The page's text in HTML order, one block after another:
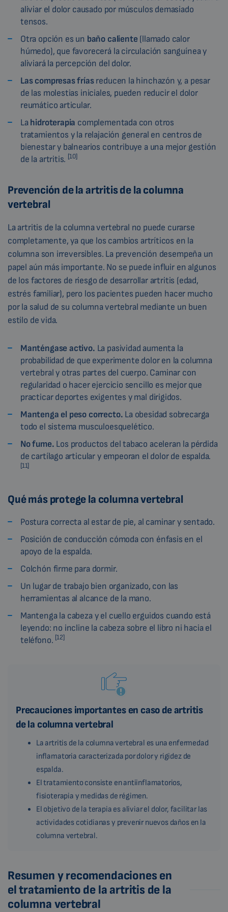
aliviar el dolor causado por músculos demasiado
tensos.
Otra opción es un baño caliente(llamado calor
húmedo), que favorecerá la circulación sanguínea y
aliviará la percepción del dolor.
Las compresas fríasreducen la hinchazón y, a pesar
de las molestias iniciales, pueden reducir el dolor
reumático articular.
Lahidroterapia complementada con otros
tratamientos y la relajación general en centros de
bienestar y balnearios contribuye a una mejor gestión
de la artritis. [10]
Prevención de la artritis de la columna
vertebral
La artritis de la columna vertebral no puede curarse
completamente, ya que los cambios artríticos en la
columna son irreversibles. La prevención desempeña un
papel aún más importante. No se puede influir en algunos
de los factores de riesgo de desarrollar artritis (edad,
estrés familiar), pero los pacientes pueden hacer mucho
por la salud de su columna vertebral mediante un buen
estilo de vida.
Manténgase activo. La pasividad aumenta la
probabilidad de que experimente dolor en la columna
vertebral y otras partes del cuerpo. Caminar con
regularidad o hacer ejercicio sencillo es mejor que
practicar deportes exigentes y mal dirigidos.
Mantenga el peso correcto. La obesidad sobrecarga
todo el sistema musculoesquelético.
No fume. Los productos del tabaco aceleran la pérdida
de cartílago articular y empeoran el dolor de espalda.
[11]
Qué más protege la columna vertebral
Postura correcta al estar de pie, al caminar y sentado.
Posición de conducción cómoda con énfasis en el
apoyo de la espalda.
Colchón firme para dormir.
Un lugar de trabajo bien organizado, con las
herramientas al alcance de la mano.
Mantenga la cabeza y el cuello erguidos cuando está
leyendo: no incline la cabeza sobre el libro ni hacia el
teléfono. [12]
Precauciones importantes en caso de artritis
de la columna vertebral
La artritis de la columna vertebral es una enfermedad
inflamatoria caracterizada por dolor y rigidez de
espalda.
El tratamiento consiste en antiinflamatorios,
fisioterapia y medidas de régimen.
El objetivo de la terapia es aliviar el dolor, facilitar las
actividades cotidianas y prevenir nuevos daños en la
columna vertebral.
Resumen y recomendaciones en
el tratamiento de la artritis de la
columna vertebral